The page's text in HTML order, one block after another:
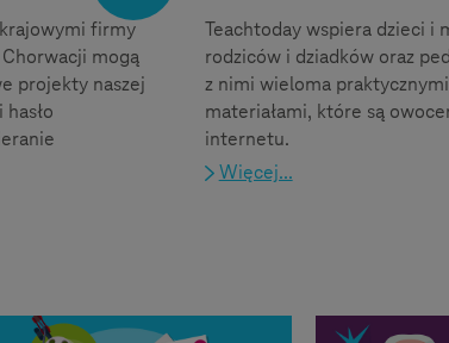
krajowymi firmy
mogą
projekty naszej
Teachtoday wspiera dzieci i
rodziców i dziadków oraz
z nimi wieloma
materiałami, które są
internetu.
Więcej...